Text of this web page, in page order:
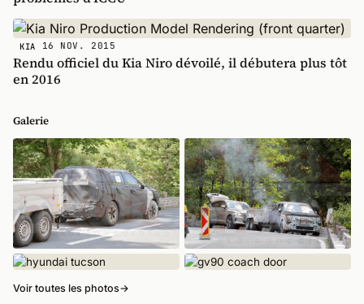
KIA 16 NOV. 2015
Rendu officiel du Kia Niro dévoilé, il débutera plus tôt
en 2016
Galerie
Voir toutes les photos→